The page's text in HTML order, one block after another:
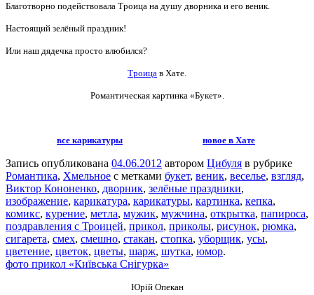
Благотворно подействовала Троица на душу дворника и его веник.
Настоящий зелёный праздник!
Или наш дядечка просто влюбился?
Троица в Хате.
Романтическая картинка «Букет».
все карикатуры новое в Хате
Запись опубликована 04.06.2012 автором Цибуля в рубрике
Романтика, Хмельное с метками букет, веник, веселье, взгляд,
Виктор Кононенко, дворник, зелёные праздники,
изображение, карикатура, карикатуры, картинка, кепка,
комикс, курение, метла, мужик, мужчина, открытка, папироса,
поздравления с Троицей, прикол, приколы, рисунок, рюмка,
сигарета, смех, смешно, стакан, стопка, уборщик, усы,
цветение, цветок, цветы, шарж, шутка, юмор.
фото прикол «Київська Снігурка»
Юрій Опекан